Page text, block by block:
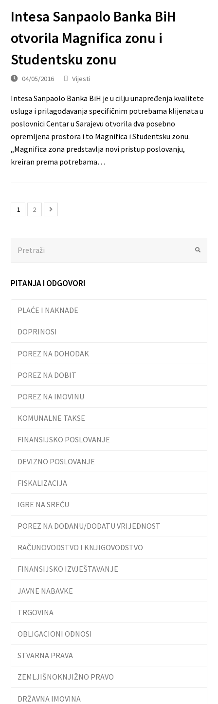
Intesa Sanpaolo Banka BiH
otvorila Magnifica zonu i
Studentsku zonu
04/05/2016 Vijesti
Intesa Sanpaolo Banka BiH je u cilju unapređenja kvalitete
usluga i prilagođavanja specifičnim potrebama klijenata u
poslovnici Centar u Sarajevu otvorila dva posebno
opremljena prostora i to Magnifica i Studentsku zonu.
„Magnifica zona predstavlja novi pristup poslovanju,
kreiran prema potrebama…
1 2
Submit
PITANJA I ODGOVORI
PLAĆE I NAKNADE
DOPRINOSI
POREZ NA DOHODAK
POREZ NA DOBIT
POREZ NA IMOVINU
KOMUNALNE TAKSE
FINANSIJSKO POSLOVANJE
DEVIZNO POSLOVANJE
FISKALIZACIJA
IGRE NA SREĆU
POREZ NA DODANU/DODATU VRIJEDNOST
RAČUNOVODSTVO I KNJIGOVODSTVO
FINANSIJSKO IZVJEŠTAVANJE
JAVNE NABAVKE
TRGOVINA
OBLIGACIONI ODNOSI
STVARNA PRAVA
ZEMLJIŠNOKNJIŽNO PRAVO
DRŽAVNA IMOVINA